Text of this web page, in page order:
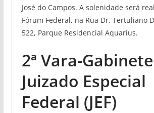
José do Campos. A solenidade será
Fórum Federal, na Rua Dr. Tertuliano
522, Parque Residencial Aquarius.
2ª Vara-
Juizado Especial
Federal (JEF)